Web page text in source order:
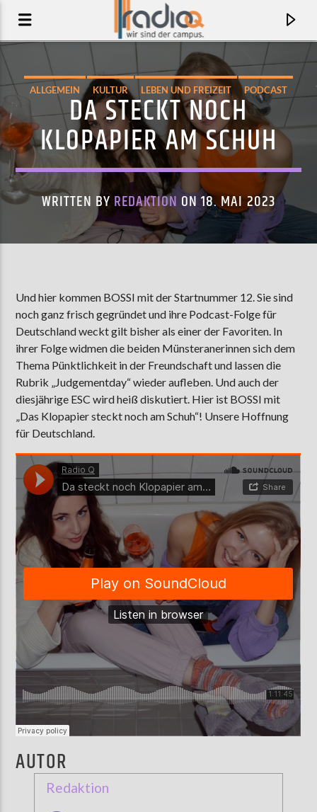
PRISM
SAY SHE SHE
AKTUELLE SENDUNG
COFFEESHOP
09:00 12:00
ZU HÖREN IN Münster Steinfurt103,9 MHz
ALLGEMEIN KULTUR LEBEN UND FREIZEIT PODCAST
UNTERHALTUNG
DA STECKT NOCH
KLOPAPIER AM SCHUH
WRITTEN BY REDAKTION ON 18. MAI 2023
Und hier kommen BOSSI mit der Startnummer 12. Sie sind
noch ganz frisch gegründet und ihre Podcast-Folge für
Deutschland weckt gilt bisher als einer der Favoriten. In
ihrer Folge widmen die beiden Münsteranerinnen sich dem
Thema Pünktlichkeit in der Freundschaft und lassen die
Rubrik „Judgementday“ wieder aufleben. Und auch der
diesjährige ESC wird heiß diskutiert. Hier ist BOSSI mit
„Das Klopapier steckt noch am Schuh“! Unsere Hoffnung
für Deutschland.
AUTOR
Redaktion